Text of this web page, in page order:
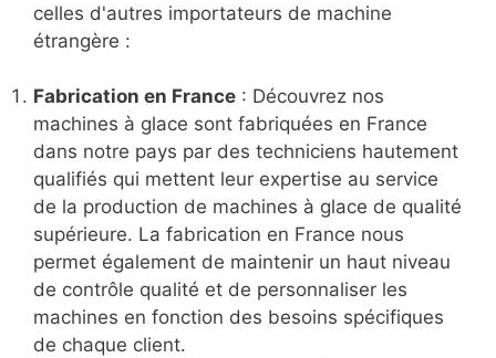
celles d'autres importateurs de machine
étrangère :
Fabrication en France : Découvrez nos
machines à glace sont fabriquées en France
dans notre pays par des techniciens hautement
qualifiés qui mettent leur expertise au service
de la production de machines à glace de qualité
supérieure. La fabrication en France nous
permet également de maintenir un haut niveau
de contrôle qualité et de personnaliser les
machines en fonction des besoins spécifiques
de chaque client.